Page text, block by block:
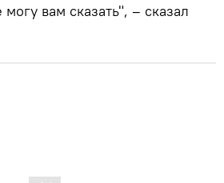
вам сказать", – сказал